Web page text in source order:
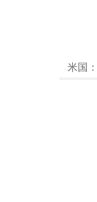
米国